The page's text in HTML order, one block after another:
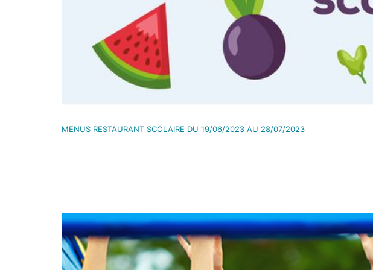
MENUS RESTAURANT SCOLAIRE DU 19/06/2023 AU 28/07/2023